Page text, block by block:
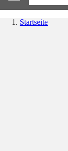
Startseite